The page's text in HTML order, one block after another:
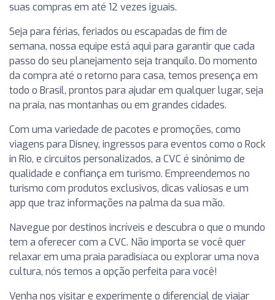
suas compras em até 12 vezes iguais.
Seja para férias, feriados ou escapadas de fim de
semana, nossa equipe está aqui para garantir que cada
passo do seu planejamento seja tranquilo. Do momento
da compra até o retorno para casa, temos presença em
todo o Brasil, prontos para ajudar em qualquer lugar, seja
na praia, nas montanhas ou em grandes cidades.
Com uma variedade de pacotes e promoções, como
viagens para Disney, ingressos para eventos como o Rock
in Rio, e circuitos personalizados, a CVC é sinônimo de
qualidade e confiança em turismo. Empreendemos no
turismo com produtos exclusivos, dicas valiosas e um
app que traz informações na palma da sua mão.
Navegue por destinos incríveis e descubra o que o mundo
tem a oferecer com a CVC. Não importa se você quer
relaxar em uma praia paradisíaca ou explorar uma nova
cultura, nós temos a opção perfeita para você!
Venha nos visitar e experimente o diferencial de viajar